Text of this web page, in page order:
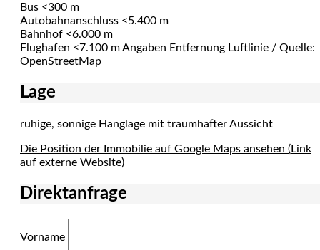
Bus <300 m
Autobahnanschluss <5.400 m
Bahnhof <6.000 m
Flughafen <7.100 m Angaben Entfernung Luftlinie / Quelle:
OpenStreetMap
Lage
ruhige, sonnige Hanglage mit traumhafter Aussicht
Die Position der Immobilie auf Google Maps ansehen (Link
auf externe Website)
Direktanfrage
Vorname